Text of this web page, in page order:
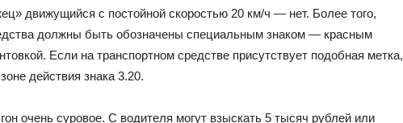
движущийся с постойной скоростью 20 км/ч — нет. Более того,
должны быть обозначены специальным знаком — красным
Если на транспортном средстве присутствует подобная метка,
действия знака 3.20.
очень суровое. С водителя могут взыскать 5 тысяч рублей или